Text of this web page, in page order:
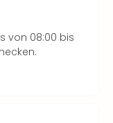
von 08:00 bis